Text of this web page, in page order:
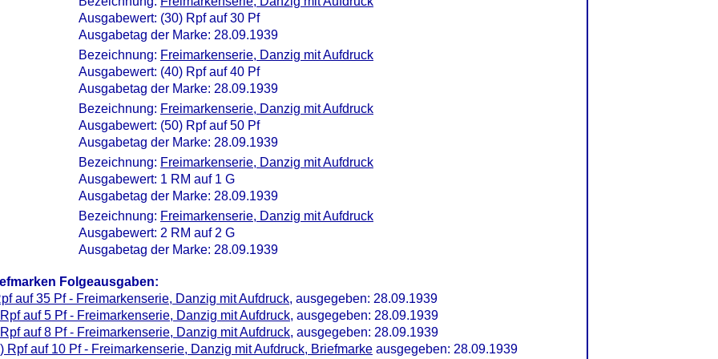
Ausgabewert: (30) Rpf auf 30 Pf
Ausgabetag der Marke: 28.09.1939
Bezeichnung: Freimarkenserie, Danzig mit Aufdruck
Ausgabewert: (40) Rpf auf 40 Pf
Ausgabetag der Marke: 28.09.1939
Bezeichnung: Freimarkenserie, Danzig mit Aufdruck
Ausgabewert: (50) Rpf auf 50 Pf
Ausgabetag der Marke: 28.09.1939
Bezeichnung: Freimarkenserie, Danzig mit Aufdruck
Ausgabewert: 1 RM auf 1 G
Ausgabetag der Marke: 28.09.1939
Bezeichnung: Freimarkenserie, Danzig mit Aufdruck
Ausgabewert: 2 RM auf 2 G
Ausgabetag der Marke: 28.09.1939
Folgeausgaben:
auf 35 Pf - Freimarkenserie, Danzig mit Aufdruck, ausgegeben: 28.09.1939
auf 5 Pf - Freimarkenserie, Danzig mit Aufdruck, ausgegeben: 28.09.1939
auf 8 Pf - Freimarkenserie, Danzig mit Aufdruck, ausgegeben: 28.09.1939
Rpf auf 10 Pf - Freimarkenserie, Danzig mit Aufdruck, Briefmarke ausgegeben: 28.09.1939